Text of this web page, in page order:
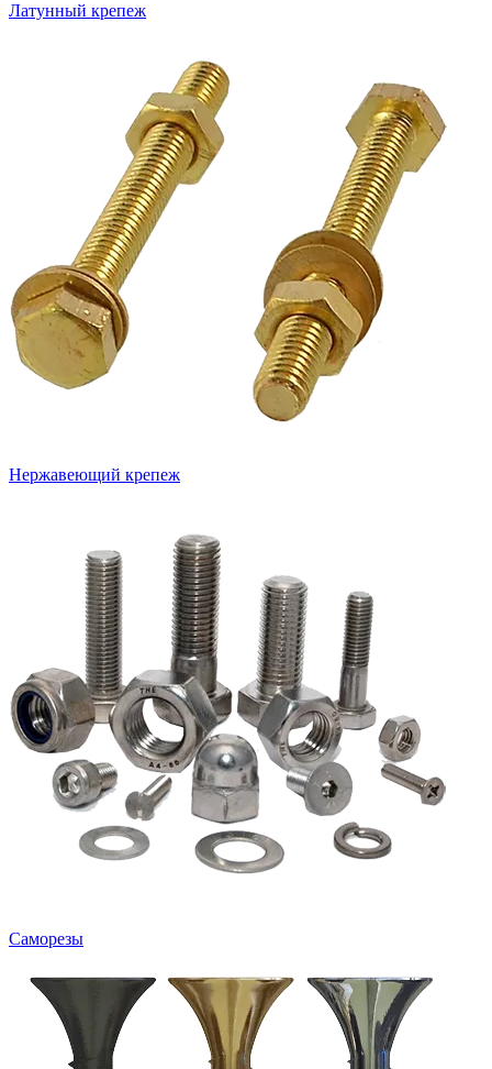
Латунный крепеж
Нержавеющий крепеж
Саморезы